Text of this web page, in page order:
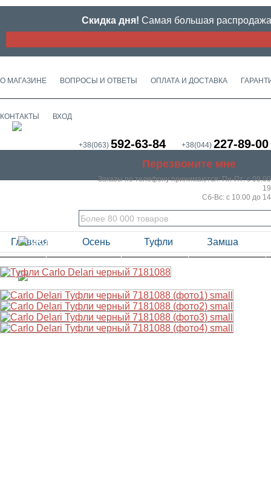
Скидка дня! Самая большая
О МАГАЗИНЕ ВОПРОСЫ И ОТВЕТЫ ОПЛАТА И ДОСТАВКА
КОНТАКТЫ ВХОД
+38(063) 592-63-84 +38(044) 227-89-00
Перезвоните мне
Заказы по телефону принимаются:Пн-Пт: с
Сб-Вс: с 10.00 до
ВЕСНА ЛЕТО
Главная Осень Туфли Замша